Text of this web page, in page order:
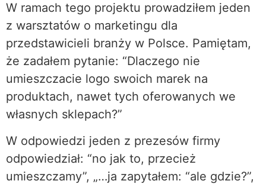
W ramach tego projektu prowadziłem jeden
z warsztatów o marketingu dla
przedstawicieli branży w Polsce. Pamiętam,
że zadałem pytanie: “Dlaczego nie
umieszczacie logo swoich marek na
produktach, nawet tych oferowanych we
własnych sklepach?”
W odpowiedzi jeden z prezesów firmy
odpowiedział: “no jak to, przecież
umieszczamy”, „…ja zapytałem: “ale gdzie?”,